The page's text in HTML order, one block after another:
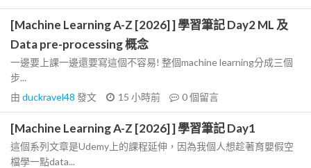
[Machine Learning A-Z [2026] ] 學習筆記 Day2 ML 及
Data pre-processing 概念
一邊要上課一邊還要寫這個不容易! 整個machine learning分成三個
步...
由 duckravel48 發文 15 小時前 0個留言
[Machine Learning A-Z [2026] ] 學習筆記 Day1
這個系列文章是Udemy上的課程延伸，因為我個人想趁著育嬰假空
檔學一點data...